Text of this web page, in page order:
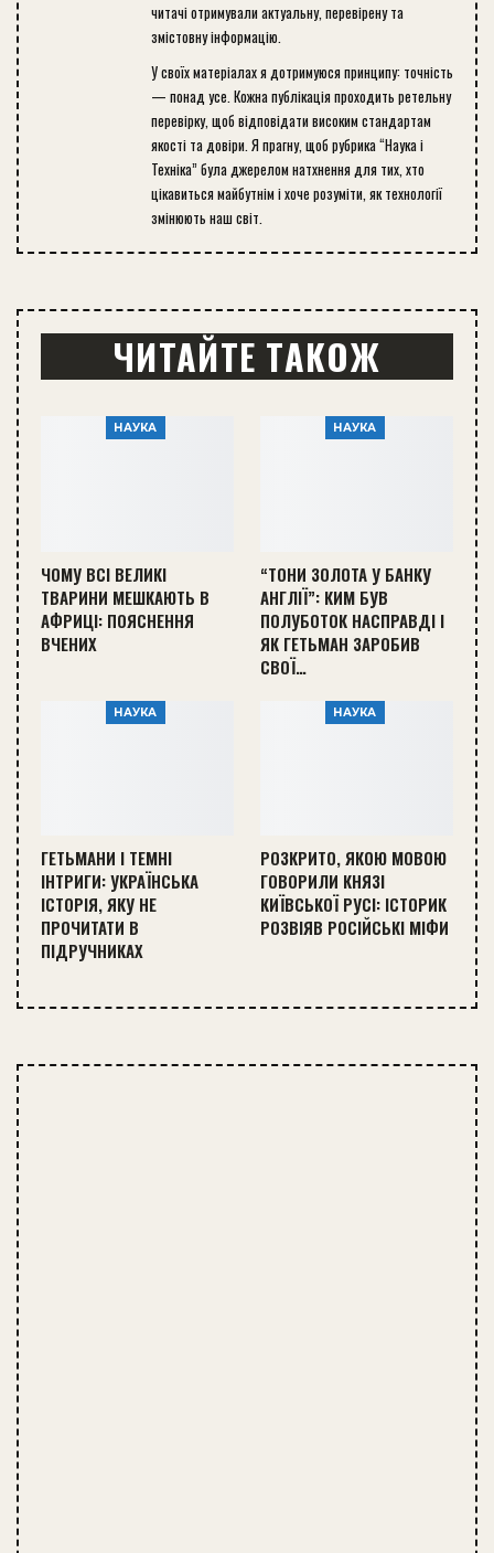
читачі отримували актуальну, перевірену та
змістовну інформацію.
У своїх матеріалах я дотримуюся принципу: точність
— понад усе. Кожна публікація проходить ретельну
перевірку, щоб відповідати високим стандартам
якості та довіри. Я прагну, щоб рубрика “Наука і
Техніка” була джерелом натхнення для тих, хто
цікавиться майбутнім і хоче розуміти, як технології
змінюють наш світ.
ЧИТАЙТЕ ТАКОЖ
НАУКА
ЧОМУ ВСІ ВЕЛИКІ
ТВАРИНИ МЕШКАЮТЬ В
АФРИЦІ: ПОЯСНЕННЯ
ВЧЕНИХ
НАУКА
“ТОНИ ЗОЛОТА У БАНКУ
АНГЛІЇ”: КИМ БУВ
ПОЛУБОТОК НАСПРАВДІ І
ЯК ГЕТЬМАН ЗАРОБИВ
СВОЇ…
НАУКА
ГЕТЬМАНИ І ТЕМНІ
ІНТРИГИ: УКРАЇНСЬКА
ІСТОРІЯ, ЯКУ НЕ
ПРОЧИТАТИ В
ПІДРУЧНИКАХ
НАУКА
РОЗКРИТО, ЯКОЮ МОВОЮ
ГОВОРИЛИ КНЯЗІ
КИЇВСЬКОЇ РУСІ: ІСТОРИК
РОЗВІЯВ РОСІЙСЬКІ МІФИ